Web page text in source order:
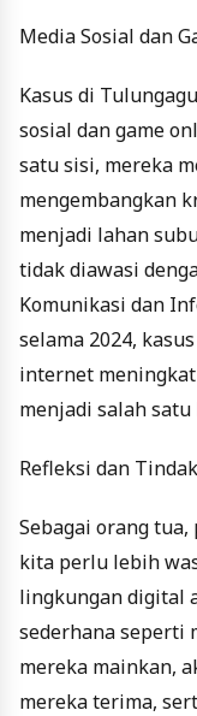
Media Sosial dan
Kasus di
sosial dan game
satu sisi, mereka
mengembangkan
menjadi lahan
tidak diawasi
Komunikasi dan
selama 2024,
internet meningkat
menjadi salah
Refleksi dan
Sebagai orang
kita perlu lebih
lingkungan digital
sederhana seperti
mereka mainkan,
mereka terima,